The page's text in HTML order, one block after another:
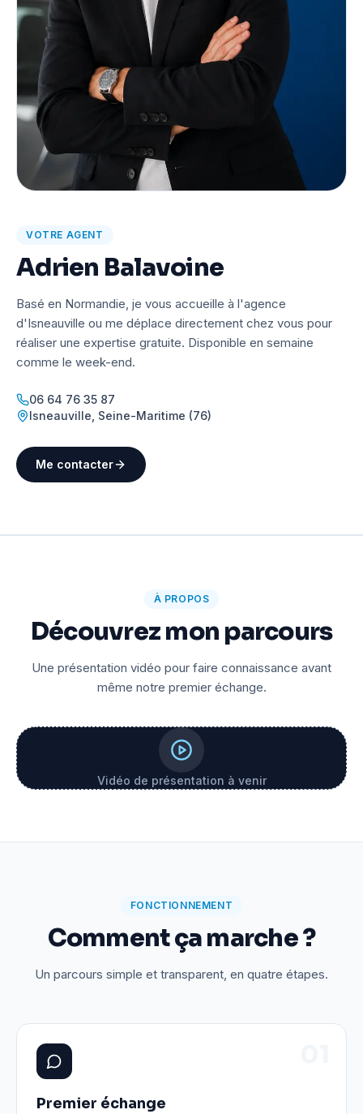
VOTRE AGENT
Adrien Balavoine
Basé en Normandie, je vous accueille à l'agence
d'Isneauville ou me déplace directement chez vous pour
réaliser une expertise gratuite. Disponible en semaine
comme le week-end.
06 64 76 35 87
Isneauville Seine-Maritime (76)
Me contacter
À PROPOS
Découvrez mon parcours
Une présentation vidéo pour faire connaissance avant
même notre premier échange.
Vidéo de présentation à venir
FONCTIONNEMENT
Comment ça marche ?
Un parcours simple et transparent, en quatre étapes.
Premier échange